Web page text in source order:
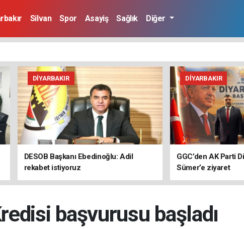
Silvan Spor Asayiş Sağlık Diğer
DIYARBAKIR
DESOB Başkanı Ebedinoğlu: Adil
rekabet istiyoruz
DIYARBAKIR
GGC’den AK Parti
Sümer’e ziyaret
başvurusu başladı